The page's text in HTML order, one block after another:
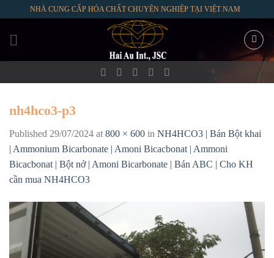
content
NHÀ CUNG CẤP HÓA CHẤT CHUYÊN NGHIỆP TẠI VIỆT NAM
nh4hco3-p3
Published 29/07/2024 at 800 × 600 in NH4HCO3 | Bán Bột khai
| Ammonium Bicarbonate | Amoni Bicacbonat | Ammoni
Bicacbonat | Bột nở | Amoni Bicarbonate | Bán ABC | Cho KH
cần mua NH4HCO3